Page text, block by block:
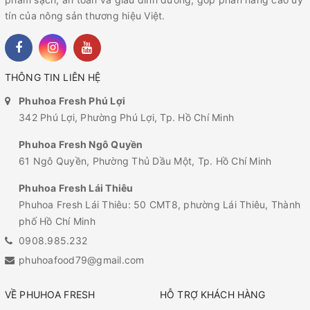
tín của nông sản thương hiệu Việt.
THÔNG TIN LIÊN HỆ
Phuhoa Fresh Phú Lợi
342 Phú Lợi, Phường Phú Lợi, Tp. Hồ Chí Minh
Phuhoa Fresh Ngô Quyền
61 Ngô Quyền, Phường Thủ Dầu Một, Tp. Hồ Chí Minh
Phuhoa Fresh Lái Thiêu
Phuhoa Fresh Lái Thiêu: 50 CMT8, phường Lái Thiêu, Thành
phố Hồ Chí Minh
0908.985.232
phuhoafood79@gmail.com
VỀ PHUHOA FRESH HỖ TRỢ KHÁCH HÀNG